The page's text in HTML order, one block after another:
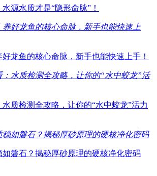
源水质才是“隐形命脉”！
龙鱼的核心命脉，新手也能快速上手！
质检测全攻略，让你的“水中蛟龙”活力
如磐石？揭秘厚砂原理的硬核净化密码